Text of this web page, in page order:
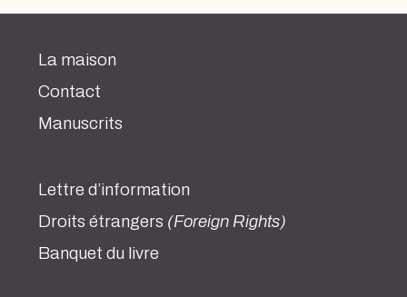
La maison
Contact
Manuscrits
Lettre d’information
Droits étrangers (Foreign Rights)
Banquet du livre